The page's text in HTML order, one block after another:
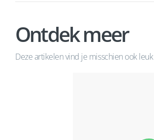
Ontdek meer
Deze artikelen vind je misschien ook leuk